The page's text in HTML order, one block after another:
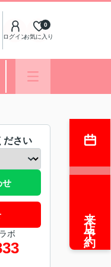
ログインお気に入り
0
ださい
せ
ボ 来店予約